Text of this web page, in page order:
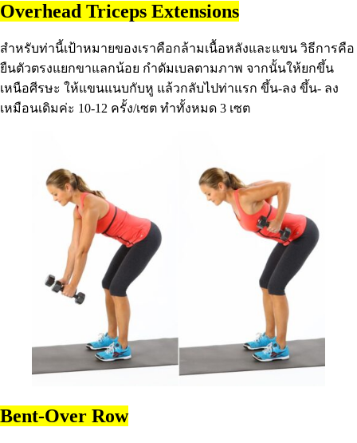
Overhead Triceps Extensions
สำหรับท่านี้เป้าหมายของเราคือกล้ามเนื้อหลังและแขน วิธีการคือ
ยืนตัวตรงแยกขาแลกน้อย กำดัมเบลตามภาพ จากนั้นให้ยกขึ้น
เหนือศีรษะ ให้แขนแนบกับหู แล้วกลับไปท่าแรก ขึ้น-ลง ขึ้น- ลง
เหมือนเดิมค่ะ 10-12 ครั้ง/เซต ทำทั้งหมด 3 เซต
Bent-Over Row